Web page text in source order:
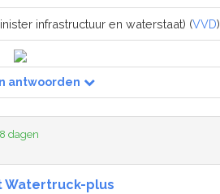
infrastructuur en waterstaat) (VVD)
antwoorden
dagen
Watertruck-plus